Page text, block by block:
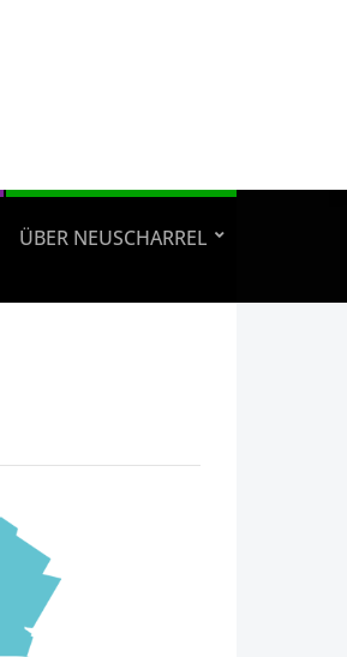
ÜBER NEUSCHARREL